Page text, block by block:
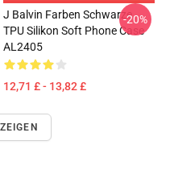
J Balvin Farben Schwarze
TPU Silikon Soft Phone Case
AL2405
12,71 £ - 13,82 £
-20%